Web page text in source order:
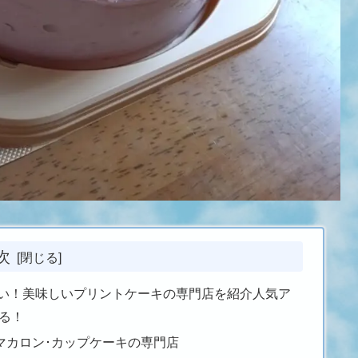
！美味しいプリントケーキの専門店を紹介人気ア
！
ロン･カップケーキの専門店